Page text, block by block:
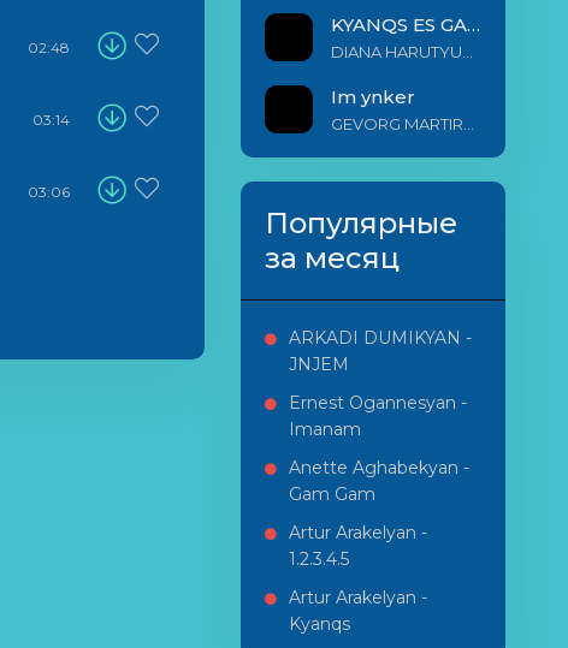
02:48
03:14
03:06
KYANQS ES GALIS EM
Im ynker
Популярные
за месяц
ARKADI DUMIKYAN -
JNJEM
Ernest Ogannesyan -
Imanam
Anette Aghabekyan -
Gam Gam
Artur Arakelyan -
1.2.3.4.5
Artur Arakelyan -
Kyanqs